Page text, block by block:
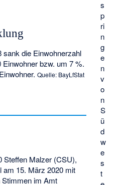
s
p
ri
n
g
e
n
v
o
n
S
ü
d
w
e
s
t
sank die Einwohnerzahl
bzw. um 7 %.
Quelle: BayLfStat
Steffen Malzer (CSU),
am 15. März 2020 mit
Stimmen im Amt